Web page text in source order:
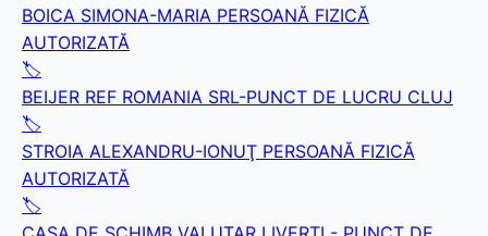
BOICA SIMONA-MARIA PERSOANĂ FIZICĂ
AUTORIZATĂ
🏷️
BEIJER REF ROMANIA SRL-PUNCT DE LUCRU CLUJ
🏷️
STROIA ALEXANDRU-IONUŢ PERSOANĂ FIZICĂ
AUTORIZATĂ
🏷️